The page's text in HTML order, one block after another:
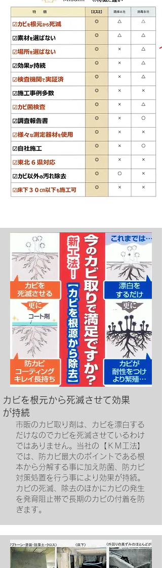
​カビを根元から死滅させて効果
が持続
​市販のカビ取り剤は、カビを漂白する
だけなのでカビを死滅させているわけ
ではありません。当社の【ＫＭ工法】
では、防カビ最大のポイントである根
本から分解する事に加え防菌、防カビ
対策処置を行う事により効果が持続。
カビの死滅、除去のほかにカビの発生
を発育阻止帯で長期のカビの付着を防
ぎます。